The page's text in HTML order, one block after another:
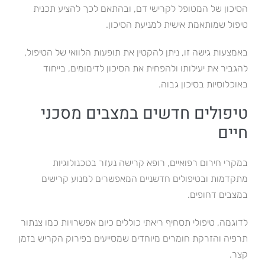
הסיכון של המטופל לקרישי דם, ובהתאם לכך להציע תכנית
טיפול שמותאמת אישית למניעת הסיכון.
באמצעות גישה זו, ניתן להקטין את תופעות הלוואי של הטיפול,
להגביר את יעילותו ולהפחית את הסיכון לדימומים, בייחוד
באוכלוסיות בסיכון גבוה.
טיפולים חדשים במצבים מסכני
חיים
במקרי חירום רפואיים, רופא קרישה נעזר בטכנולוגיות
מתקדמות ובטיפולים חדשניים המאפשרים למנוע קרישים
במצבים דחופים.
לדוגמה, טיפולי תסחיף ריאתי כוללים כיום אפשרויות כמו צנתור
תרפיה והזרקת חומרים מיוחדים שמסייעים בפירוק הקריש בזמן
קצר.